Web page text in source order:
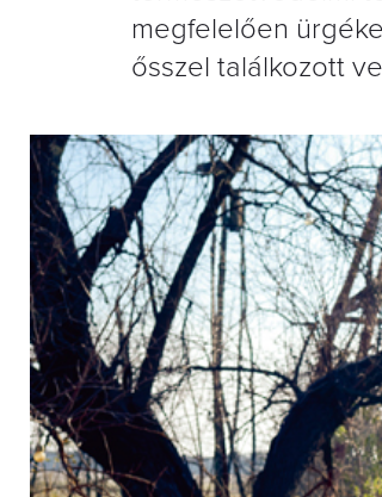
megfelelően
ősszel találkozott